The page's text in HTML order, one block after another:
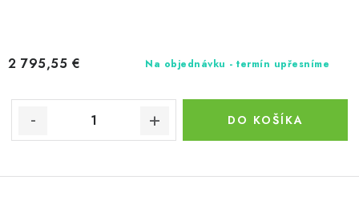
Na objednávku - termín upřesníme
2 795,55 €
DO KOŠÍKA